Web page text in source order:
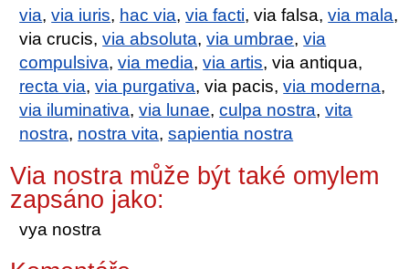
via,via iuris, hac via,via facti, via falsa,via mala,
via crucis,via absoluta,via umbrae,via
compulsiva,via media,via artis, via antiqua,
recta via,via purgativa, via pacis,via moderna,
via iluminativa,via lunae,culpa nostra,vita
nostra, nostra vita,sapientia nostra
Via nostra může být také omylem
zapsáno jako:
vya nostra